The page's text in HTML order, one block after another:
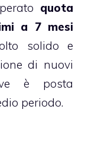
quota
a 7 mesi
solido e
di nuovi
è posta
periodo.